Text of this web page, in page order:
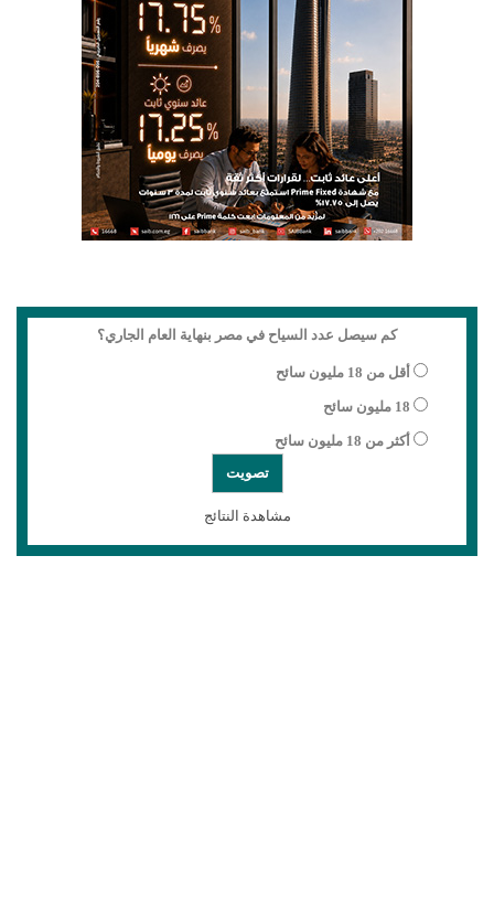
كم سيصل عدد السياح في مصر بنهاية العام الجاري؟
أقل من 18 مليون سائح
18 مليون سائح
أكثر من 18 مليون سائح
مشاهدة النتائج